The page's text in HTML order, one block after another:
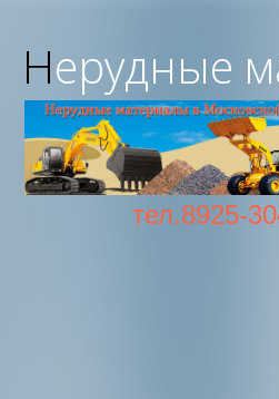
Нерудные материалы с
тел.8925-